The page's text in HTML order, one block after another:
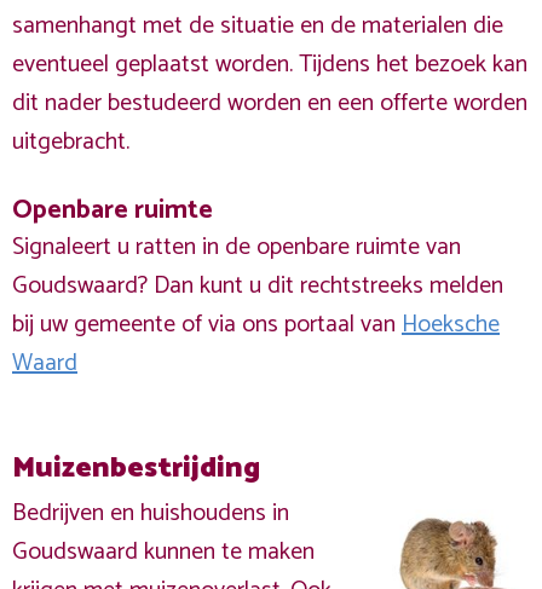
samenhangt met de situatie en de materialen die
eventueel geplaatst worden. Tijdens het bezoek kan
dit nader bestudeerd worden en een offerte worden
uitgebracht.
Openbare ruimte
Signaleert u ratten in de openbare ruimte van
Goudswaard? Dan kunt u dit rechtstreeks melden
bij uw gemeente of via ons portaal vanHoeksche
Waard
Muizenbestrijding
Bedrijven en huishoudens in
Goudswaard kunnen te maken